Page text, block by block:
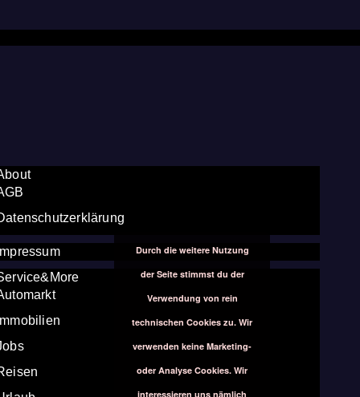
Durch die weitere Nutzung
der Seite stimmst du der
Verwendung von rein
technischen Cookies zu. Wir
verwenden keine Marketing-
oder Analyse Cookies. Wir
interessieren uns nämlich